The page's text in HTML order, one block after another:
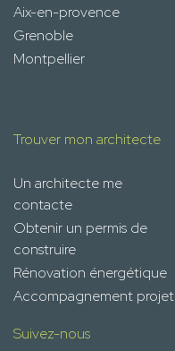
Aix-en-provence
Grenoble
Montpellier
Trouver mon architecte
Un architecte me
contacte
Obtenir un permis de
construire
Rénovation énergétique
Accompagnement projet
Suivez-nous